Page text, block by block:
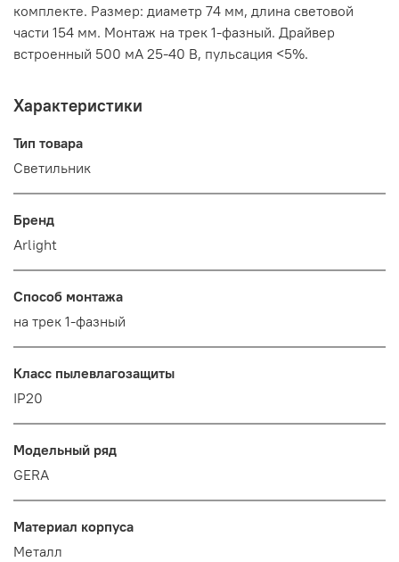
комплекте. Размер: диаметр 74 мм, длина световой
части 154 мм. Монтаж на трек 1-фазный. Драйвер
встроенный 500 мА 25-40 В, пульсация <5%.
Характеристики
Тип товара
Светильник
Бренд
Arlight
Способ монтажа
на трек 1-фазный
Класс пылевлагозащиты
IP20
Модельный ряд
GERA
Материал корпуса
Металл